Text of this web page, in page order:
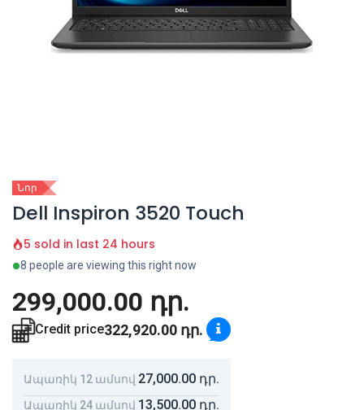
Նոր
Dell Inspiron 3520 Touch
5 sold in last 24 hours
8 people are viewing this right now
299,000.00 դր.
Credit price322,920.00 դր.
Ապառիկ 12 ամսով 27,000.00 դր.
Ապառիկ 24 ամսով 13,500.00 դր.